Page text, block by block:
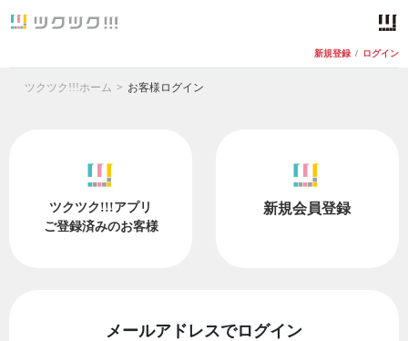
新規登録 / ログイン
ツクツク!!!ホーム お客様ログイン
ツクツク!!!アプリ
ご登録済みのお客様
新規会員登録
メールアドレスでログイン